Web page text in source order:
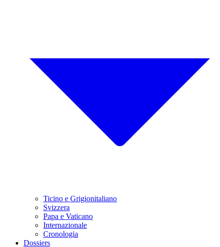
Ticino e Grigionitaliano
Svizzera
Papa e Vaticano
Internazionale
Cronologia
Dossiers